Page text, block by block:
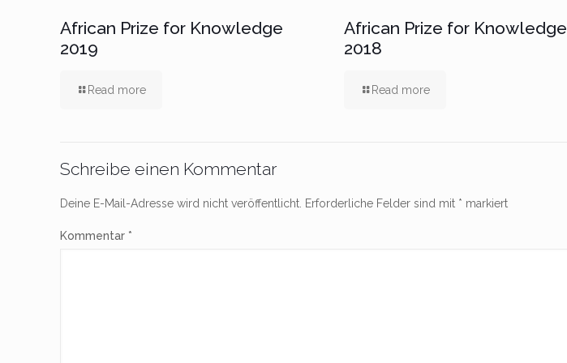
African Prize for Knowledge
2019
Read more
African Prize for Knowledge
2018
Read more
Schreibe einen Kommentar
Deine E-Mail-Adresse wird nicht veröffentlicht. Erforderliche Felder sind mit * markiert
Kommentar *